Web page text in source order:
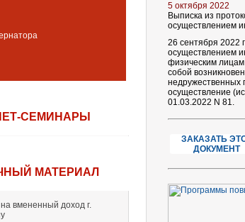
СЕМИНАРЫ
МАТЕРИАЛ
вмененный доход г.
5 октября 2022
Выписка из
осуществлением
26 сентября 2022
осуществлением
физическим
собой
недружественных
осуществление
01.03.2022 N 81.
ЗАКАЗАТЬ
ДОКУМЕНТ